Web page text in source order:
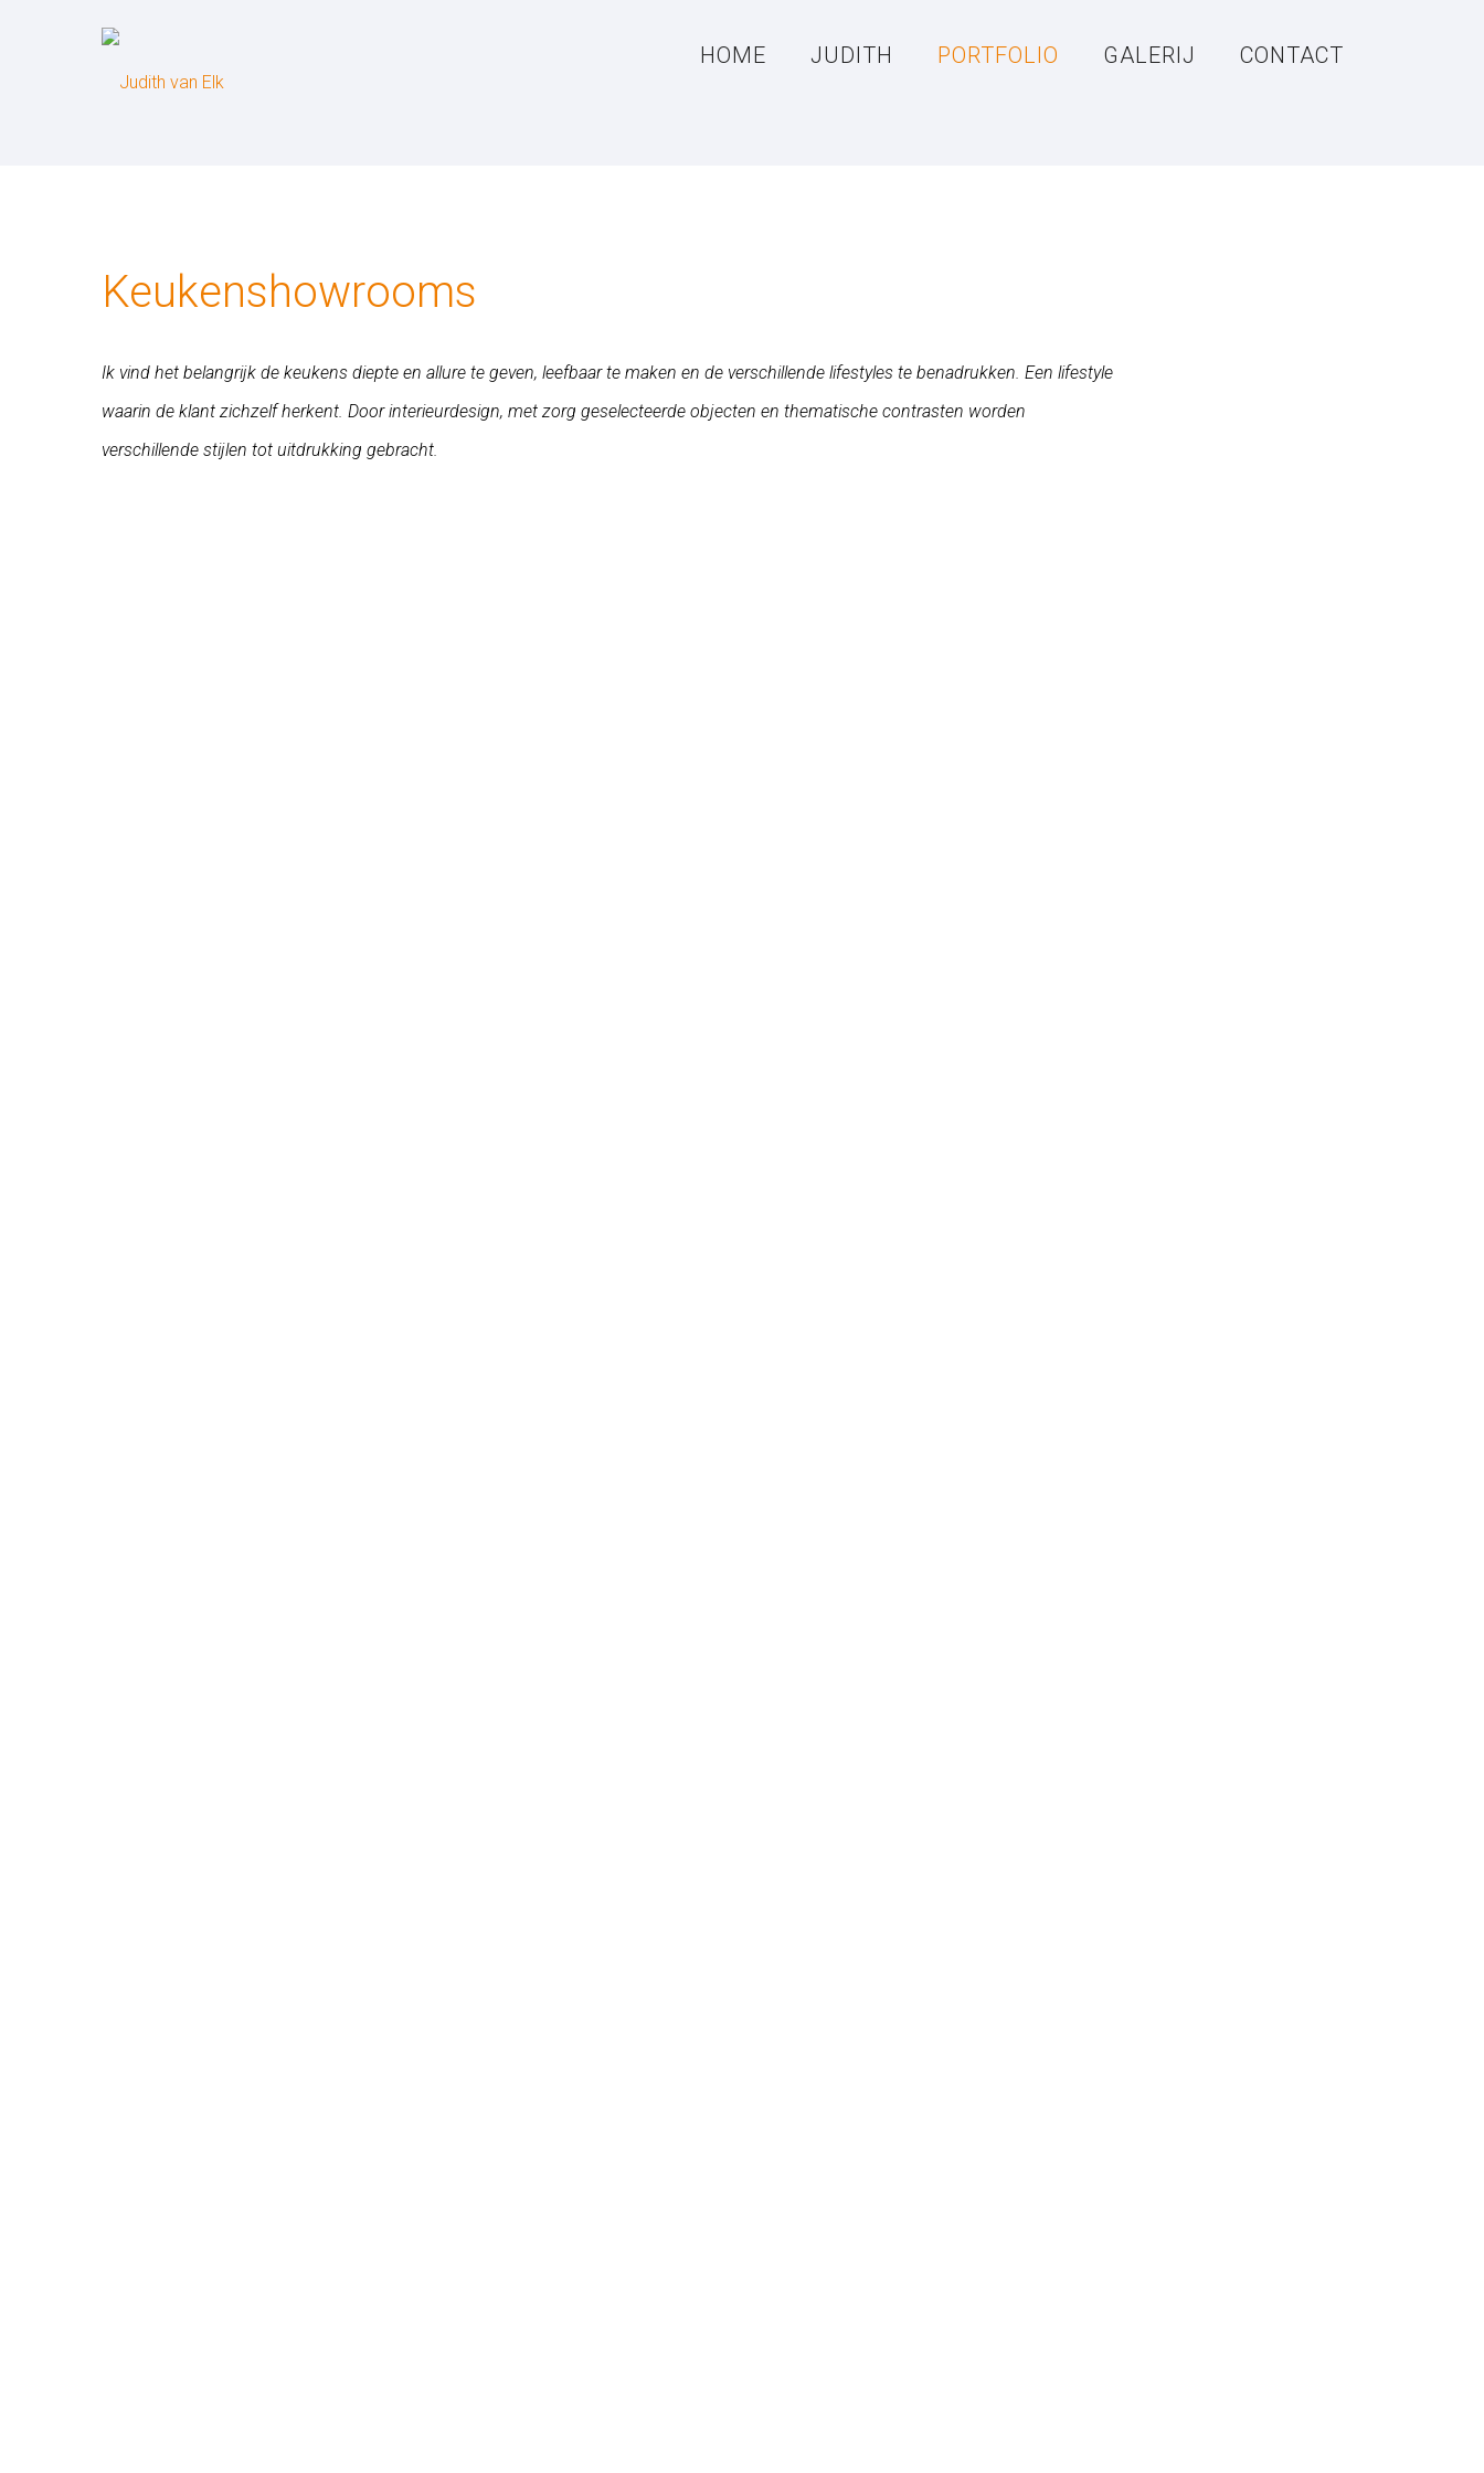
HOME JUDITH PORTFOLIO GALERIJ CONTACT
Keukenshowrooms
Ik vind het belangrijk de keukens diepte en allure te geven, leefbaar te maken en de verschillende lifestyles te benadrukken. Een lifestyle
waarin de klant zichzelf herkent. Door interieurdesign, met zorg geselecteerde objecten en thematische contrasten worden
verschillende stijlen tot uitdrukking gebracht.